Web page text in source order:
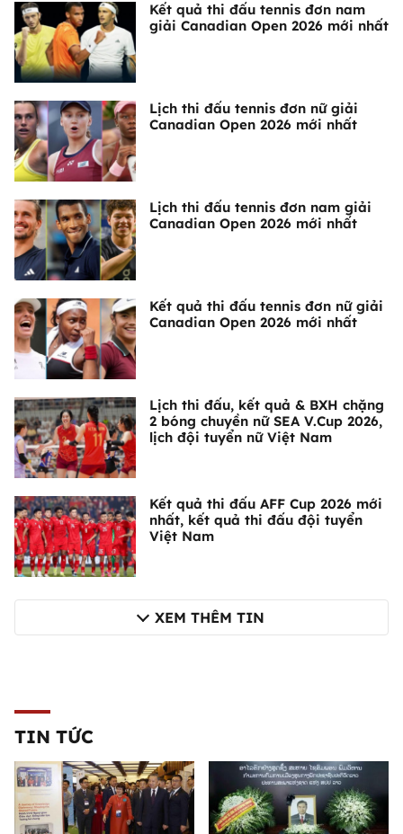
Kết quả thi đấu tennis đơn nam
giải Canadian Open 2026 mới nhất
Lịch thi đấu tennis đơn nữ giải
Canadian Open 2026 mới nhất
Lịch thi đấu tennis đơn nam giải
Canadian Open 2026 mới nhất
Kết quả thi đấu tennis đơn nữ giải
Canadian Open 2026 mới nhất
Lịch thi đấu, kết quả & BXH chặng
2 bóng chuyền nữ SEA V.Cup 2026,
lịch đội tuyển nữ Việt Nam
Kết quả thi đấu AFF Cup 2026 mới
nhất, kết quả thi đấu đội tuyển
Việt Nam
XEM THÊM TIN
TIN TỨC